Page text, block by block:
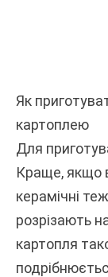
Як
картоплею
Для
Краще, якщо
керамічні
розрізають
картопля